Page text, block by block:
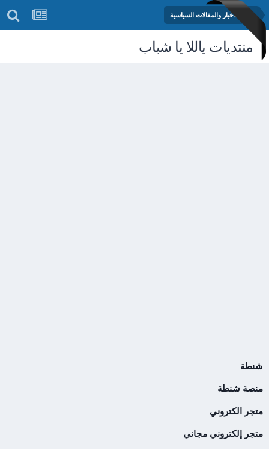
منتدى الأخبار والمقالات السياسية
منتديات ياللا يا شباب
شنطة
منصة شنطة
متجر الكتروني
متجر إلكتروني مجاني